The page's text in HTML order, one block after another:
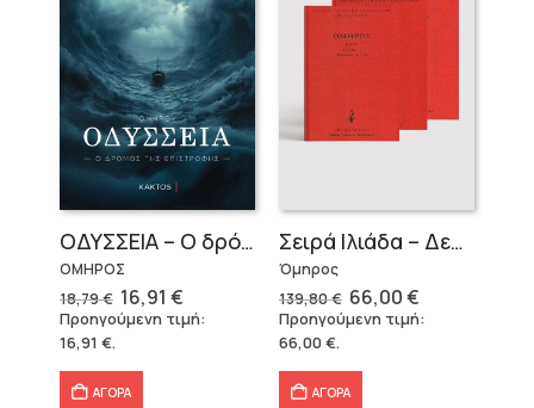
OΔΥΣΣΕΙΑ – Ο δρόμος της επιστροφής
ΟΜΗΡΟΣ
18,79€ Original
price
was:
16,91 €Η
τρέχουσα
τιμή
Προηγούμενη τιμή:
16,91 €.
ΑΓΟΡΑ
Σειρά Ιλιάδα – Δεμένο
Όμηρος
139,80€ Original
price
was:
66,00€Η
τρέχουσα
τιμή
Προηγούμενη τιμή:
66,00€.
ΑΓΟΡΑ